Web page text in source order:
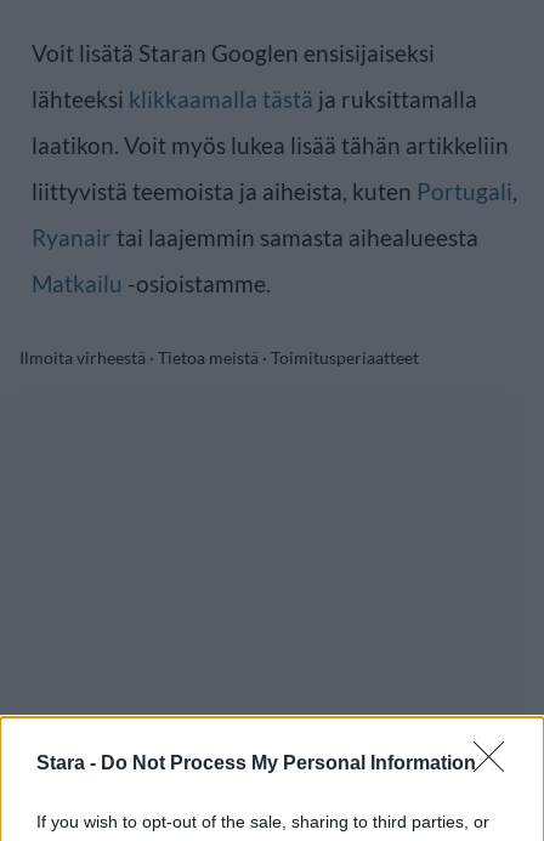
Stara - Do Not Process My Personal Information
If you wish to opt-out of the sale, sharing to third parties, or
Voit lisätä Staran Googlen ensisijaiseksi
lähteeksi klikkaamalla tästä ja ruksittamalla
laatikon. Voit myös lukea lisää tähän artikkeliin
liittyvistä teemoista ja aiheista, kuten Portugali,
Ryanair tai laajemmin samasta aihealueesta
Matkailu -osioistamme.
Ilmoita virheestä · Tietoa meistä · Toimitusperiaatteet